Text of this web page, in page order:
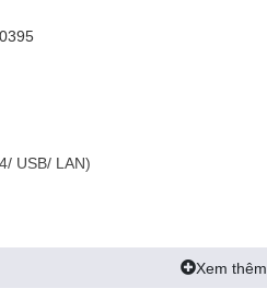
USB/ LAN)
Xem thêm